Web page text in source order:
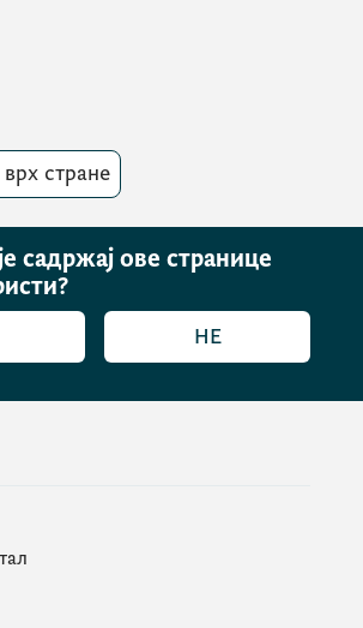
стране
садржај ове странице
НЕ